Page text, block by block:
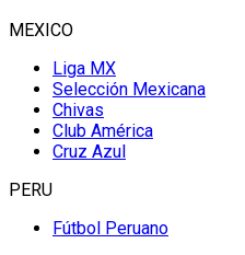
MEXICO
Liga MX
Selección Mexicana
Chivas
Club América
Cruz Azul
PERU
Fútbol Peruano